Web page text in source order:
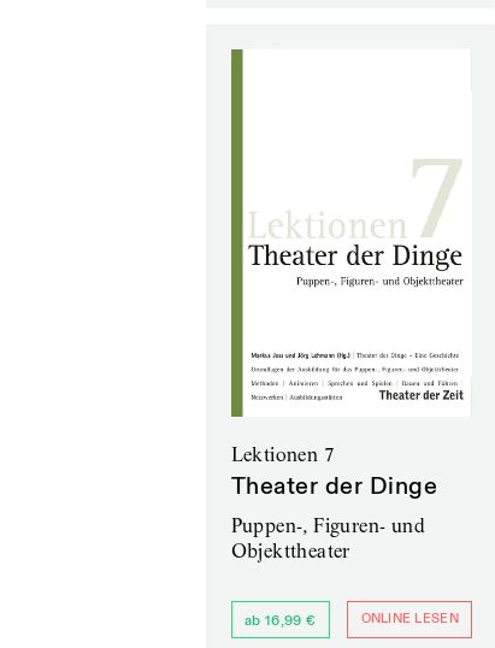
Lektionen 7
Theater der Dinge
Puppen-, Figuren- und
Objekttheater
ab 16,99 € ONLINE LESEN